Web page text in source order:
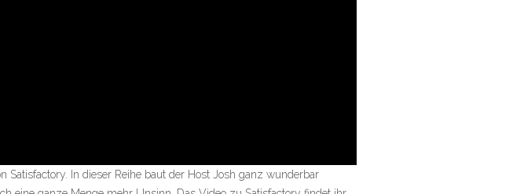
In dieser Reihe baut der Host Josh ganz wunderbar